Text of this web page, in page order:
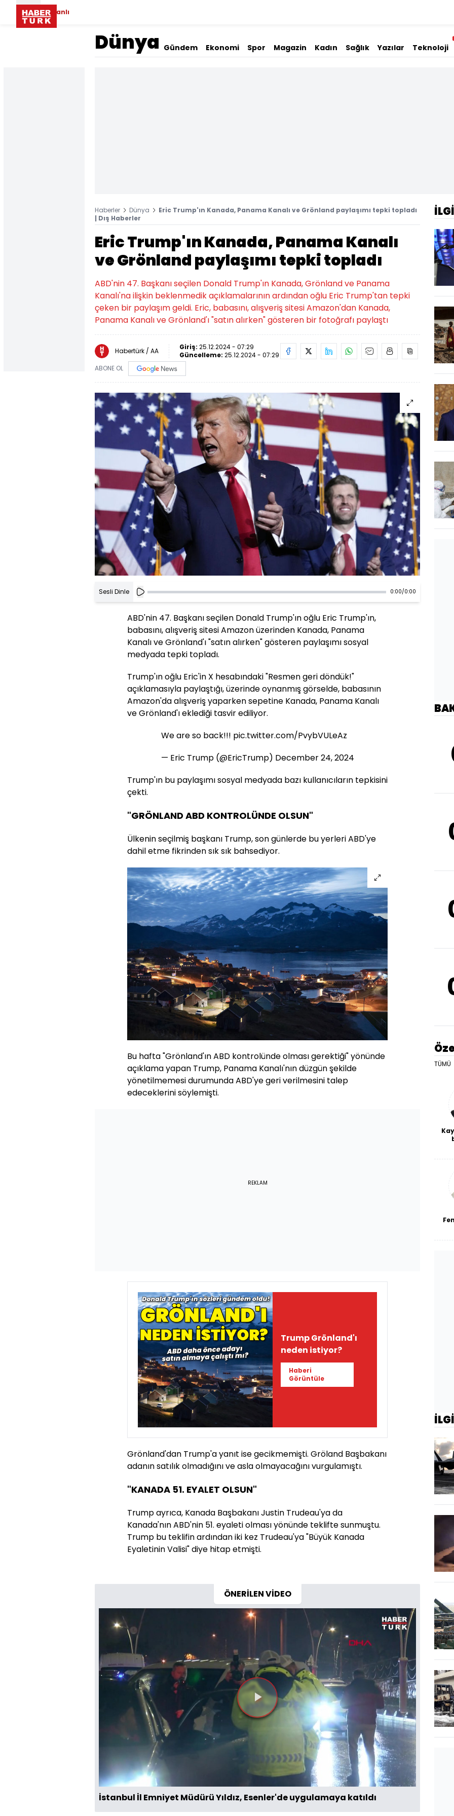
Canlı
Dünya Gündem Ekonomi Spor Magazin Kadın Sağlık Yazılar Teknoloji
Haberler Dünya
Eric Trump'ın Kanada, Panama Kanalı ve Grönland paylaşımı tepki topladı
| Dış Haberler
Eric Trump'ın Kanada, Panama Kanalı
ve Grönland paylaşımı tepki topladı
ABD'nin 47. Başkanı seçilen Donald Trump'ın Kanada, Grönland ve Panama
Kanalı'na ilişkin beklenmedik açıklamalarının ardından oğlu Eric Trump'tan tepki
çeken bir paylaşım geldi. Eric, babasını, alışveriş sitesi Amazon'dan Kanada,
Panama Kanalı ve Grönland'ı "satın alırken" gösteren bir fotoğrafı paylaştı
Habertürk / AA Giriş: 25.12.2024 - 07:29
Güncelleme: 25.12.2024 - 07:29
ABONE OL
Sesli Dinle 0:00/0:00
ABD'nin 47. Başkanı seçilen Donald Trump'ın oğlu Eric Trump'ın,
babasını, alışveriş sitesi Amazon üzerinden Kanada, Panama
Kanalı ve Grönland'ı "satın alırken" gösteren paylaşımı sosyal
medyada tepki topladı.
Trump'ın oğlu Eric'in X hesabındaki "Resmen geri döndük!"
açıklamasıyla paylaştığı, üzerinde oynanmış görselde, babasının
Amazon'da alışveriş yaparken sepetine Kanada, Panama Kanalı
ve Grönland'ı eklediği tasvir ediliyor.
We are so back!!! pic.twitter.com/PvybVULeAz
— Eric Trump (@EricTrump) December 24, 2024
Trump'ın bu paylaşımı sosyal medyada bazı kullanıcıların tepkisini
çekti.
"GRÖNLAND ABD KONTROLÜNDE OLSUN"
Ülkenin seçilmiş başkanı Trump, son günlerde bu yerleri ABD'ye
dahil etme fikrinden sık sık bahsediyor.
Bu hafta "Grönland'ın ABD kontrolünde olması gerektiği" yönünde
açıklama yapan Trump, Panama Kanalı'nın düzgün şekilde
yönetilmemesi durumunda ABD'ye geri verilmesini talep
edeceklerini söylemişti.
REKLAM
Trump Grönland'ı
neden istiyor?
Haberi
Görüntüle
Grönland'dan Trump'a yanıt ise gecikmemişti. Gröland Başbakanı
adanın satılık olmadığını ve asla olmayacağını vurgulamıştı.
"KANADA 51. EYALET OLSUN"
Trump ayrıca, Kanada Başbakanı Justin Trudeau'ya da
Kanada'nın ABD'nin 51. eyaleti olması yönünde teklifte sunmuştu.
Trump bu teklifin ardından iki kez Trudeau'ya "Büyük Kanada
Eyaletinin Valisi" diye hitap etmişti.
ÖNERİLEN VİDEO
Videoyu
Oynat
İstanbul İl Emniyet Müdürü Yıldız, Esenler'de uygulamaya katıldı
TÜMÜ